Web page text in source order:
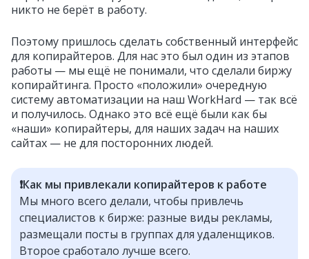
никто не берёт в работу.
Поэтому пришлось сделать собственный интерфейс
для копирайтеров. Для нас это был один из этапов
работы — мы ещё не понимали, что сделали биржу
копирайтинга. Просто «положили» очередную
систему автоматизации на наш WorkHard — так всё
и получилось. Однако это всё ещё были как бы
«наши» копирайтеры, для наших задач на наших
сайтах — не для посторонних людей.
❗️Как мы привлекали копирайтеров к работе
Мы много всего делали, чтобы привлечь
специалистов к бирже: разные виды рекламы,
размещали посты в группах для удаленщиков.
Второе сработало лучше всего.